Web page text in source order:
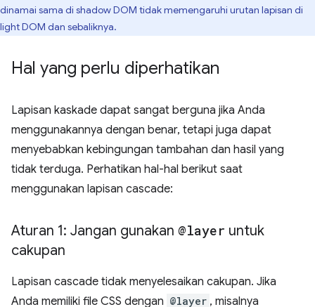
dinamai sama di shadow DOM tidak memengaruhi urutan lapisan di
light DOM dan sebaliknya.
Hal yang perlu diperhatikan
Lapisan kaskade dapat sangat berguna jika Anda
menggunakannya dengan benar, tetapi juga dapat
menyebabkan kebingungan tambahan dan hasil yang
tidak terduga. Perhatikan hal-hal berikut saat
menggunakan lapisan cascade:
Aturan 1: Jangan gunakan @layer untuk
cakupan
Lapisan cascade tidak menyelesaikan cakupan. Jika
Anda memiliki file CSS dengan @layer , misalnya